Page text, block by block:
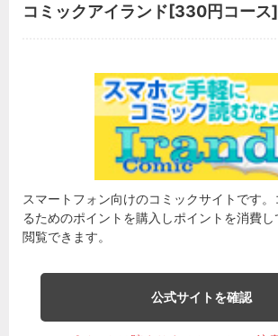
コミックアイランド[330円コース]
スマートフォン向けのコミックサイトです
るためのポイントを購入しポイントを消費し
閲覧できます。
公式サイトを確認